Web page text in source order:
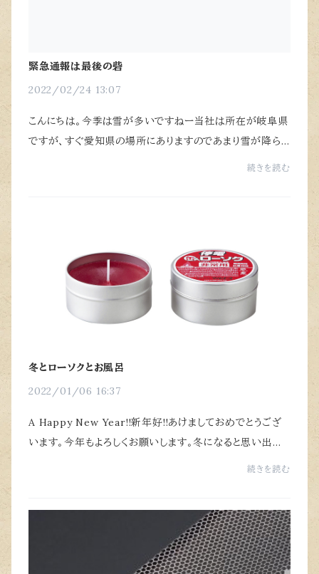
緊急通報は最後の砦
2022/02/24 13:07
こんにちは。今季は雪が多いですねー当社は所在が岐阜県
ですが、すぐ愛知県の場所にありますのであまり雪が降ら
ないのですが今季はホント多いです。 先日某国営放送で
続きを読む
冬とローソクとお風呂
2022/01/06 16:37
A Happy New Year!!新年好!!あけましておめでとうござ
います。今年もよろしくお願いします。冬になると思い出す
のが、寒くなると家の電気が球切れを起こし、特にお風呂に
続きを読む